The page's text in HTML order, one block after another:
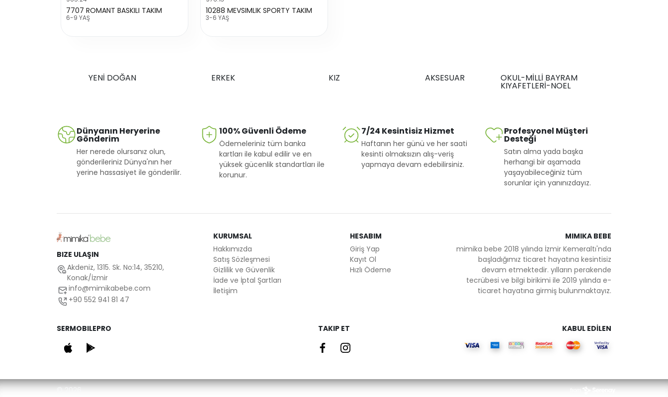
7707 ROMANT BASKILI TAKIM
6-9 YAŞ
10288 MEVSIMLIK SPORTY TAKIM
3-6 YAŞ
YENİ DOĞAN ERKEK KIZ AKSESUAR OKUL-MİLLİ BAYRAM
KIYAFETLERİ-NOEL
Dünyanın Heryerine
Gönderim
Her nerede olursanız olun,
gönderileriniz Dünya'nın her
yerine hassasiyet ile gönderilir.
100% Güvenli Ödeme
Ödemeleriniz tüm banka
kartları ile kabul edilir ve en
yüksek gücenlik standartları ile
korunur.
7/24 Kesintisiz Hizmet
Haftanın her günü ve her saati
kesinti olmaksızın alış-veriş
yapmaya devam edebilirsiniz.
Profesyonel Müşteri
Desteği
Satın alma yada başka
herhangi bir aşamada
yaşayabileceğiniz tüm
sorunlar için yanınızdayız.
BIZE ULAŞIN
Akdeniz, 1315. Sk. No:14, 35210,
Konak/İzmir
info@mimikabebe.com
+90 552 941 81 47
KURUMSAL
Hakkımızda
Satış Sözleşmesi
Gizlilik ve Güvenlik
İade ve İptal Şartları
İletişim
HESABIM
Giriş Yap
Kayıt Ol
Hızlı Ödeme
MIMIKA BEBE
mimika bebe 2018 yılında İzmir Kemeraltı'nda
başladığımız ticaret hayatına kesintisiz
devam etmektedir. yılların perakende
tecrübesi ve bilgi birikimi ile 2019 yılında e-
ticaret hayatına girmiş bulunmaktayız.
SERMOBILEPRO TAKIP ET KABUL EDİLEN
© 2026